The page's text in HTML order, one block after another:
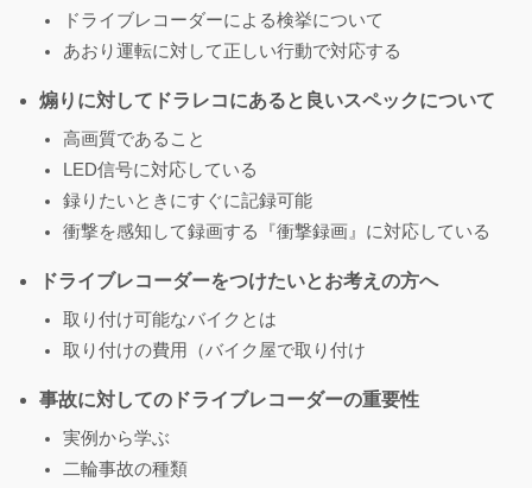
ドライブレコーダーによる検挙について
あおり運転に対して正しい行動で対応する
煽りに対してドラレコにあると良いスペックについて
高画質であること
LED信号に対応している
録りたいときにすぐに記録可能
衝撃を感知して録画する『衝撃録画』に対応している
ドライブレコーダーをつけたいとお考えの方へ
取り付け可能なバイクとは
取り付けの費用（バイク屋で取り付け
事故に対してのドライブレコーダーの重要性
実例から学ぶ
二輪事故の種類